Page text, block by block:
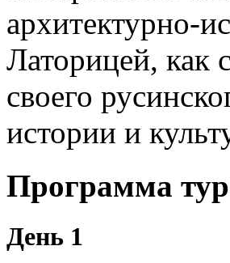
архитектурно-
Латорицей, как
своего
истории и
Программа
День 1